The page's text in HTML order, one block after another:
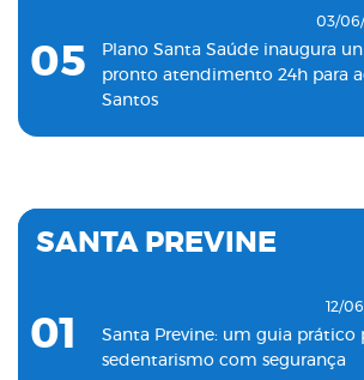
05
03/06/
Plano Santa Saúde inaugura
pronto atendimento 24h para
Santos
Clínica Santa Saúde
município de Guarujá
SANTA PREVINE
01
12/
Santa Previne: um guia prático
sedentarismo com segurança